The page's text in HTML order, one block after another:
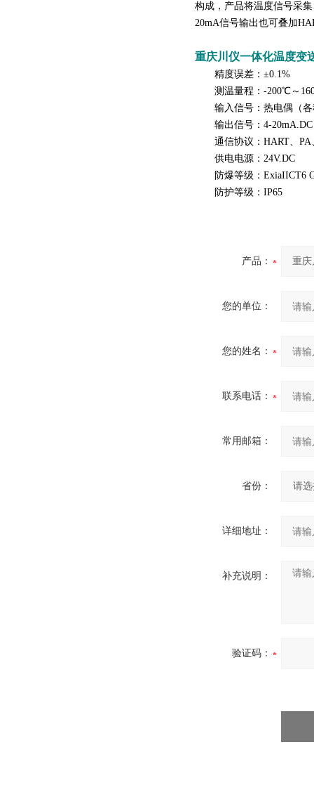
构成，产品将温度信号采
20mA信号输出也可叠加
重庆川仪一体化温度变
精度误差：±0.1%
测温量程：-200℃～
输入信号：热电偶（各
输出信号：4-20mA.DC
通信协议：HART、PA
供电电源：24V.DC
防爆等级：ExiaIICT6
防护等级：IP65
产品：
您的单位：
您的姓名：
联系电话：
常用邮箱：
省份：
详细地址：
补充说明：
验证码：